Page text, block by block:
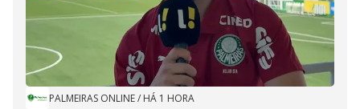
PALMEIRAS ONLINE/ HÁ 1 HORA